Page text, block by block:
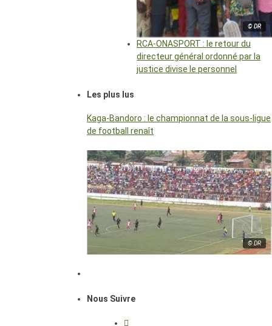
© DR
RCA-ONASPORT : le retour du
directeur général ordonné par la
justice divise le personnel
Les plus lus
Kaga-Bandoro : le championnat de la sous-ligue
de football renaît
© DR
Nous Suivre